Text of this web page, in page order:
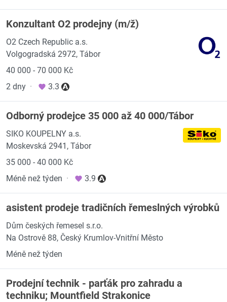
Konzultant O2 prodejny (m/ž)
O2 Czech Republic a.s.
Volgogradská 2972, Tábor
40 000 - 70 000 Kč
2 dny · 3.3
Odborný prodejce 35 000 až 40 000/Tábor
SIKO KOUPELNY a.s.
Moskevská 2941, Tábor
35 000 - 40 000 Kč
Méně než týden · 3.9
asistent prodeje tradičních řemeslných výrobků
Dům českých řemesel s.r.o.
Na Ostrově 88, Český Krumlov-Vnitřní Město
Méně než týden
Prodejní technik - parťák pro zahradu a
techniku; Mountfield Strakonice